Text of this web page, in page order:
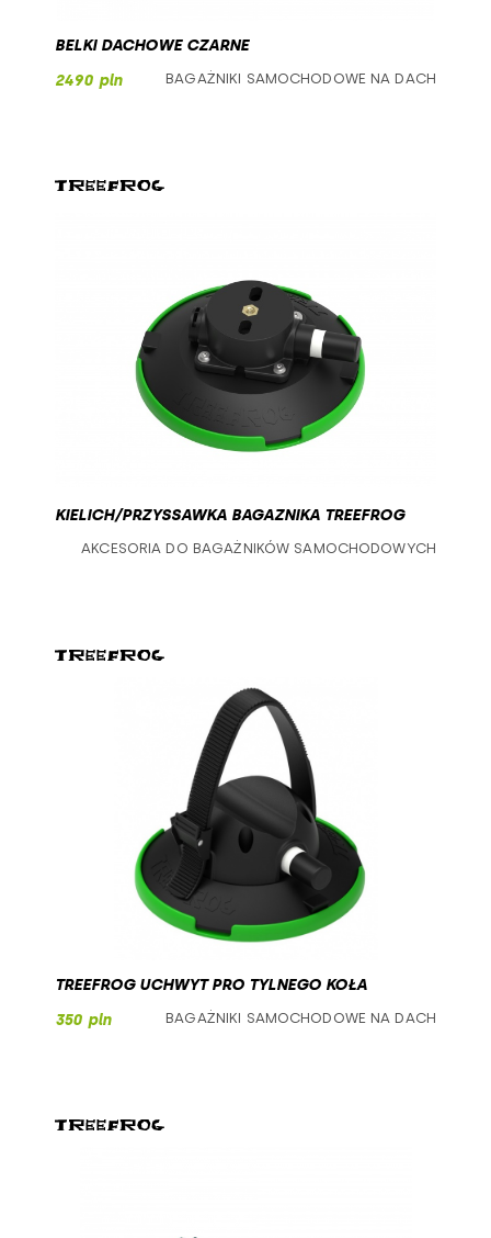
BELKI DACHOWE CZARNE
2490 pln
BAGAŻNIKI SAMOCHODOWE NA DACH
KIELICH/PRZYSSAWKA BAGAZNIKA TREEFROG
AKCESORIA DO BAGAŻNIKÓW SAMOCHODOWYCH
TREEFROG UCHWYT PRO TYLNEGO KOŁA
350 pln
BAGAŻNIKI SAMOCHODOWE NA DACH